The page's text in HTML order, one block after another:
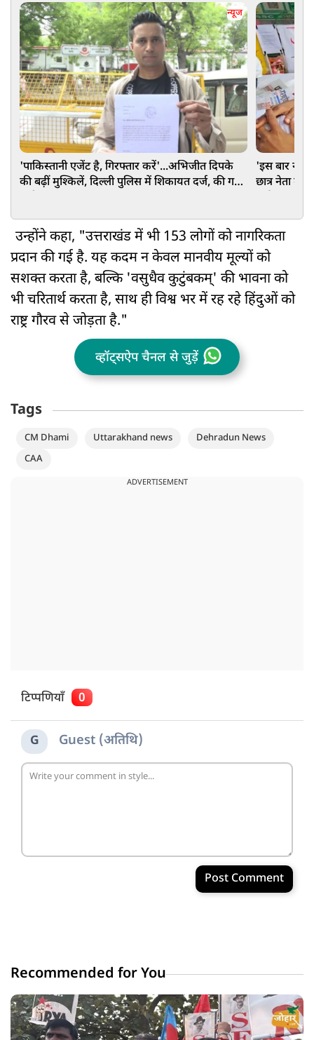
न्यूज
'पाकिस्तानी एजेंट है, गिरफ्तार करें'...अभिजीत दिपके
की बढ़ीं मुश्किलें, दिल्ली पुलिस में शिकायत दर्ज, की गई
'इस बार
छात्र नेता
उन्होंने कहा, "उत्तराखंड में भी 153 लोगों को नागरिकता
प्रदान की गई है. यह कदम न केवल मानवीय मूल्यों को
सशक्त करता है, बल्कि 'वसुधैव कुटुंबकम्' की भावना को
भी चरितार्थ करता है, साथ ही विश्व भर में रह रहे हिंदुओं को
राष्ट्र गौरव से जोड़ता है."
व्हॉट्सऐप चैनल से जुड़ें
Tags
CM Dhami Uttarakhand news
Dehradun News
CAA
ADVERTISEMENT
टिप्पणियाँ 0
G Guest (अतिथि)
Post Comment
Recommended for You